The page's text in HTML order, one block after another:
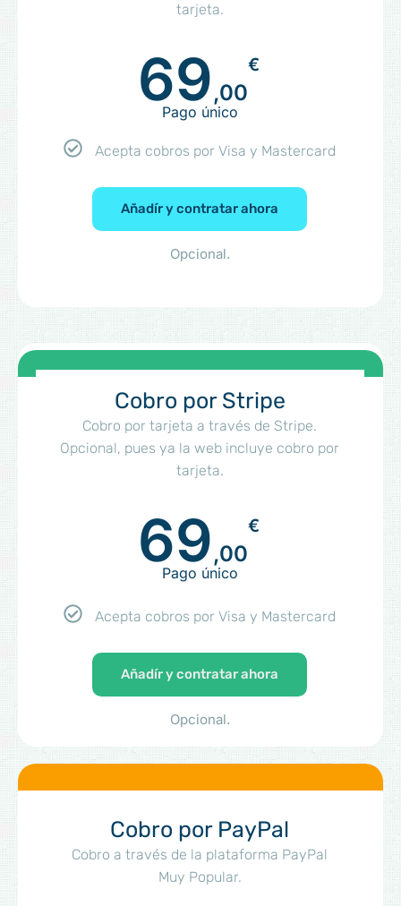
tarjeta.
69,00
€
Pago único
Acepta cobros por Visa y Mastercard
Añadír y contratar ahora
Opcional.
Cobro por Stripe
Cobro por tarjeta a través de Stripe.
Opcional, pues ya la web incluye cobro por
tarjeta.
69,00
€
Pago único
Acepta cobros por Visa y Mastercard
Añadír y contratar ahora
Opcional.
Cobro por PayPal
Cobro a través de la plataforma PayPal
Muy Popular.